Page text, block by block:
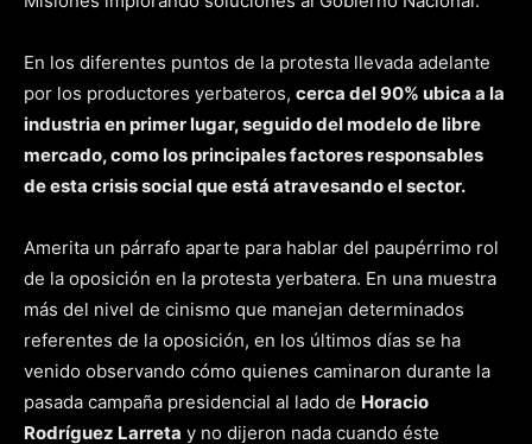
En los diferentes puntos de la protesta llevada adelante
por los productores yerbateros, cerca del 90% ubica a la
industria en primer lugar, seguido del modelo de libre
mercado, como los principales factores responsables
de esta crisis social que está atravesando el sector.
Amerita un párrafo aparte para hablar del paupérrimo rol
de la oposición en la protesta yerbatera. En una muestra
más del nivel de cinismo que manejan determinados
referentes de la oposición, en los últimos días se ha
venido observando cómo quienes caminaron durante la
pasada campaña presidencial al lado de Horacio
Rodríguez Larreta y no dijeron nada cuando éste